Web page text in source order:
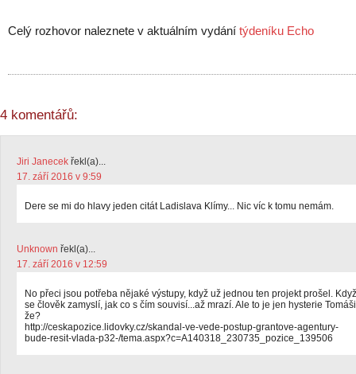
Celý rozhovor naleznete v aktuálním vydání týdeníku Echo
4 komentářů:
Jiri Janecek řekl(a)...
17. září 2016 v 9:59
Dere se mi do hlavy jeden citát Ladislava Klímy... Nic víc k tomu nemám.
Unknown řekl(a)...
17. září 2016 v 12:59
No přeci jsou potřeba nějaké výstupy, když už jednou ten projekt prošel. Když
se člověk zamyslí, jak co s čím souvisí...až mrazí. Ale to je jen hysterie
že?
http://ceskapozice.lidovky.cz/skandal-ve-vede-postup-grantove-agentury-
bude-resit-vlada-p32-/tema.aspx?c=A140318_230735_pozice_139506